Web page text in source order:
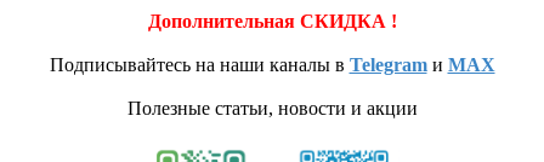
Дополнительная СКИДКА !
Подписывайтесь на наши каналы в Telegramи MAX
Полезные статьи, новости и акции